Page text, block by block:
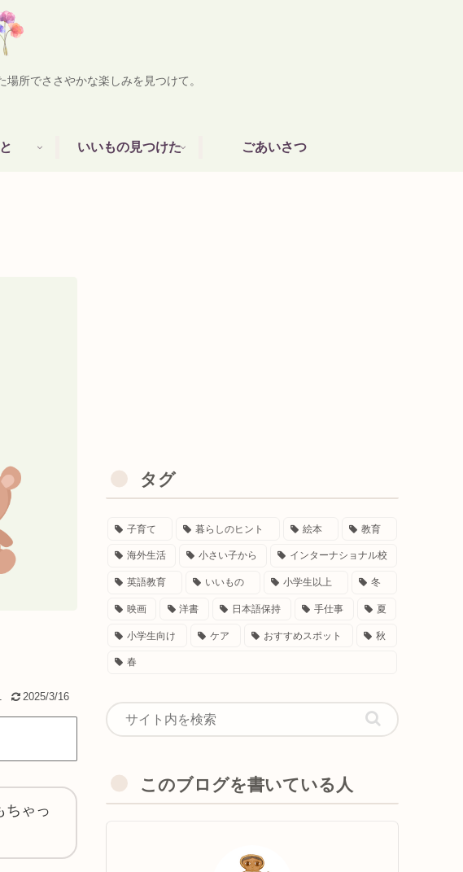
所でささやかな楽しみを見つけて。
いいもの見つけた ごあいさつ
2025/3/16
ちゃっ
タグ
子育て 暮らしのヒント 絵本 教育
海外生活 小さい子から インターナショナル校
英語教育 いいもの 小学生以上 冬
映画 洋書 日本語保持 手仕事 夏
小学生向け ケア おすすめスポット 秋
春
このブログを書いている人